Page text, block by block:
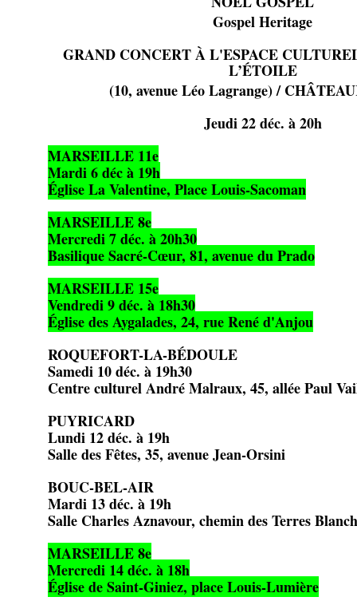
Gospel Heritage
GRAND CONCERT À L'ESPACE
L’ÉTOILE
(10, avenue Léo Lagrange) /
Jeudi 22 déc. à 20h
MARSEILLE 11e
Mardi 6 déc à 19h
Église La Valentine, Place Louis-Sacoman
MARSEILLE 8e
Mercredi 7 déc. à 20h30
Basilique Sacré-Cœur, 81, avenue du Prado
MARSEILLE 15e
Vendredi 9 déc. à 18h30
Église des Aygalades, 24, rue René d'Anjou
ROQUEFORT-LA-BÉDOULE
Samedi 10 déc. à 19h30
Centre culturel André Malraux, 45, allée Paul
PUYRICARD
Lundi 12 déc. à 19h
Salle des Fêtes, 35, avenue Jean-Orsini
BOUC-BEL-AIR
Mardi 13 déc. à 19h
Salle Charles Aznavour, chemin des Terres
MARSEILLE 8e
Mercredi 14 déc. à 18h
Église de Saint-Giniez, place Louis-Lumière